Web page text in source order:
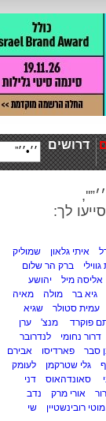
דרושים
לך:
איתי גלאון
שמוליק
ברק הר שלום
אליסה מיל
יהושע
גיא בר
מולה
מאיה
עמית סטולר
שגיא
פוקרד
מנצ'
ערן
דרור נחומי
לנדרובר
סבר
פארדיסו
אבירם
גלי שטרקמן
לעומק
סאונדהאוס
דני
אורי מרק
נדב
מוטי רובינשטיין
שי